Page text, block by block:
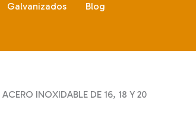
Galvanizados Blog
INOXIDABLE DE 16, 18 Y 20